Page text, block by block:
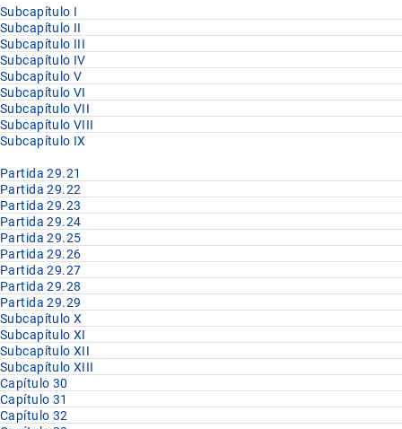
Subcapítulo I
Subcapítulo II
Subcapítulo III
Subcapítulo IV
Subcapítulo V
Subcapítulo VI
Subcapítulo VII
Subcapítulo VIII
Subcapítulo IX
Partida 29.21
Partida 29.22
Partida 29.23
Partida 29.24
Partida 29.25
Partida 29.26
Partida 29.27
Partida 29.28
Partida 29.29
Subcapítulo X
Subcapítulo XI
Subcapítulo XII
Subcapítulo XIII
Capítulo 30
Capítulo 31
Capítulo 32